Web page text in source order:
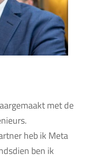
met de
heb ik Meta
ben ik